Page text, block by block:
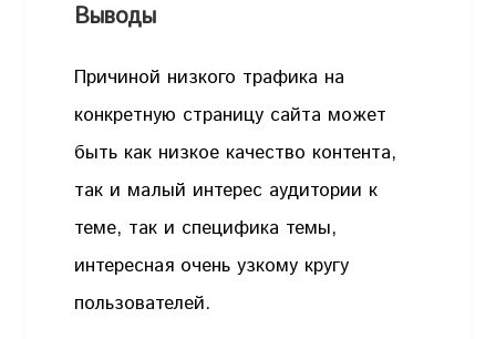
Выводы
Причиной низкого трафика на
конкретную страницу сайта может
быть как низкое качество контента,
так и малый интерес аудитории к
теме, так и специфика темы,
интересная очень узкому кругу
пользователей.